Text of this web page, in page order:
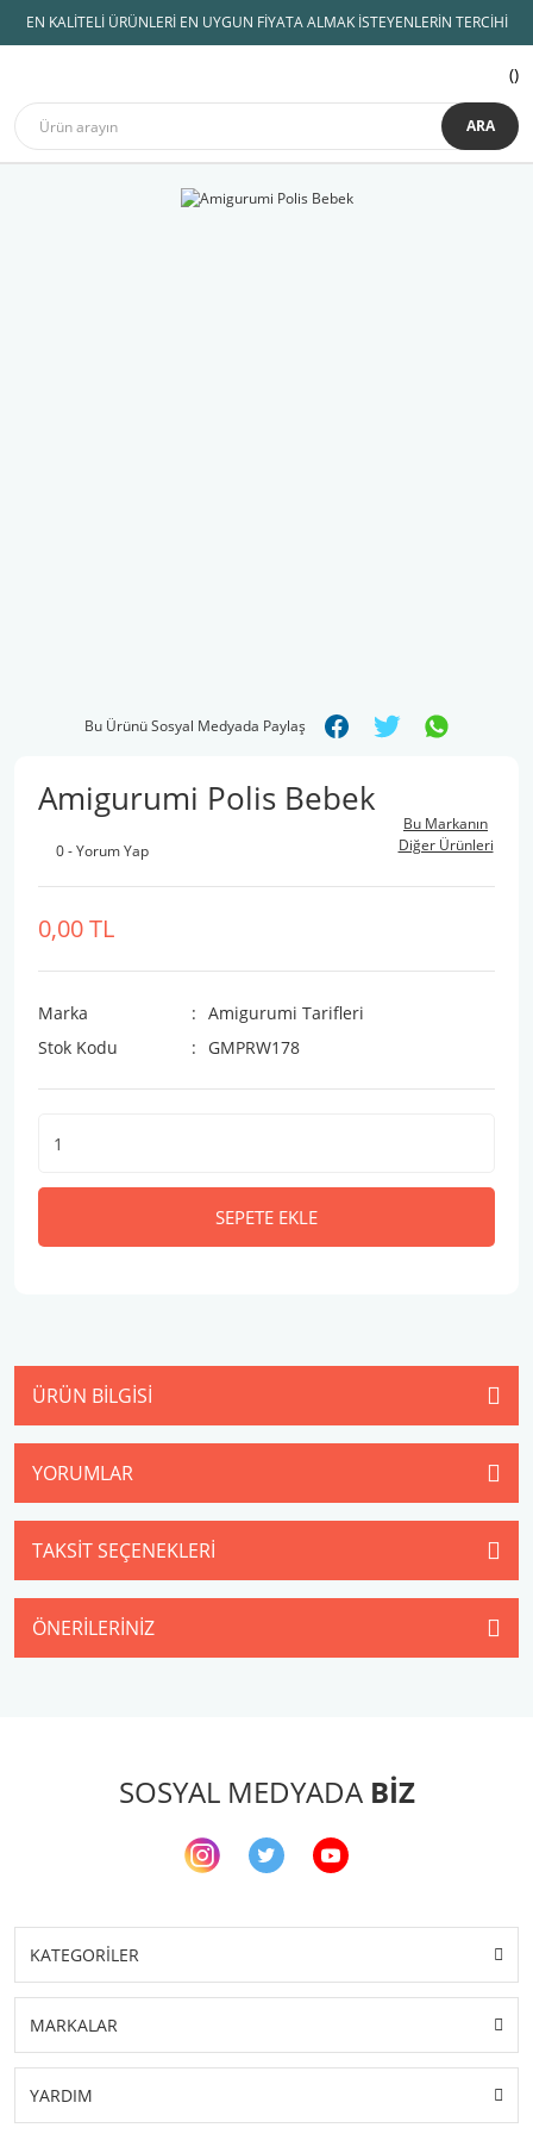
EN KALİTELİ ÜRÜNLERİ EN UYGUN FİYATA ALMAK İSTEYENLERİN TERCİHİ
ARA
Bu Ürünü Sosyal Medyada Paylaş
Amigurumi Polis Bebek
0 - Yorum Yap
Bu Markanın
Diğer Ürünleri
0,00 TL
Marka
Amigurumi Tarifleri
Stok Kodu
GMPRW178
SEPETE EKLE
ÜRÜN BILGISI
YORUMLAR
TAKSIT SEÇENEKLERI
ÖNERILERINIZ
SOSYAL MEDYADA BİZ
KATEGORİLER
MARKALAR
YARDIM